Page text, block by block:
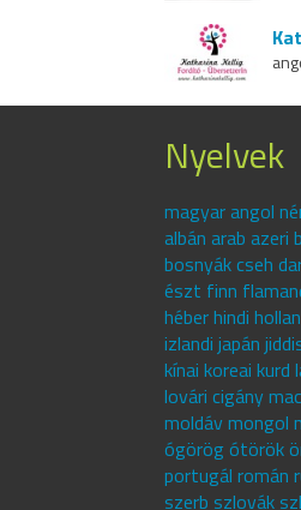
Nyelvek
magyar angol
albán arab azeri
bosnyák cseh
észt finn
héber hindi
izlandi japán
kínai koreai
lovári cigány
moldáv mongol
ógörög ótörök
portugál román
szerb szlovák